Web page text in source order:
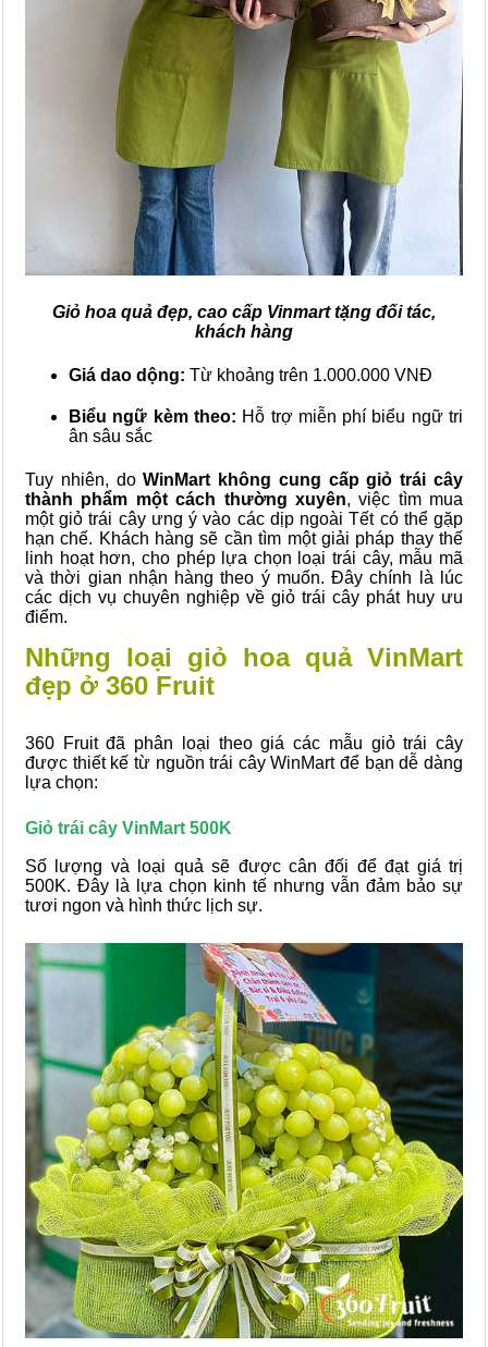
Giỏ hoa quả đẹp, cao cấp Vinmart tặng đối tác,
khách hàng
Giá dao dộng: Từ khoảng trên 1.000.000 VNĐ
Biểu ngữ kèm theo: Hỗ trợ miễn phí biểu ngữ tri
ân sâu sắc
Tuy nhiên, doWinMart không cung cấp giỏ trái cây
thành phẩm một cách thường xuyên, việc tìm mua
một giỏ trái cây ưng ý vào các dịp ngoài Tết có thể gặp
hạn chế. Khách hàng sẽ cần tìm một giải pháp thay thế
linh hoạt hơn, cho phép lựa chọn loại trái cây, mẫu mã
và thời gian nhận hàng theo ý muốn. Đây chính là lúc
các dịch vụ chuyên nghiệp về giỏ trái cây phát huy ưu
điểm.
Những loại giỏ hoa quả VinMart
đẹp ở 360 Fruit
360 Fruit đã phân loại theo giá các mẫu giỏ trái cây
được thiết kế từ nguồn trái cây WinMart để bạn dễ dàng
lựa chọn:
Giỏ trái cây VinMart 500K
Số lượng và loại quả sẽ được cân đối để đạt giá trị
500K. Đây là lựa chọn kinh tế nhưng vẫn đảm bảo sự
tươi ngon và hình thức lịch sự.